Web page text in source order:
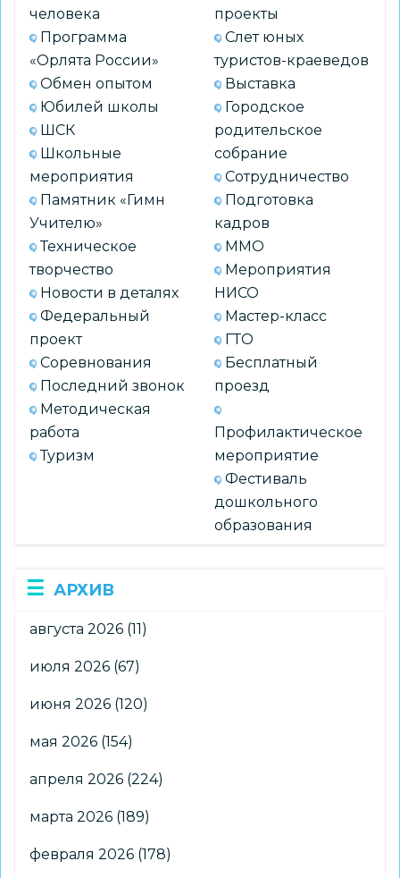
человека
Программа
«Орлята России»
Обмен опытом
Юбилей школы
ШСК
Школьные
мероприятия
Памятник «Гимн
Учителю»
Техническое
творчество
Новости в деталях
Федеральный
проект
Соревнования
Последний звонок
Методическая
работа
Туризм
проекты
Слет юных
туристов-краеведов
Выставка
Городское
родительское
собрание
Сотрудничество
Подготовка
кадров
ММО
Мероприятия
НИСО
Мастер-класс
ГТО
Бесплатный
проезд
Профилактическое
мероприятие
Фестиваль
дошкольного
образования
АРХИВ
августа 2026 (11)
июля 2026 (67)
июня 2026 (120)
мая 2026 (154)
апреля 2026 (224)
марта 2026 (189)
февраля 2026 (178)